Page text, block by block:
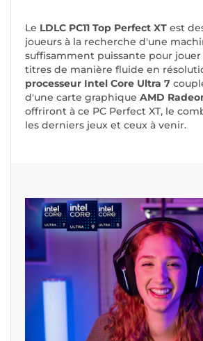
Le LDLC PC11 Top Perfect XT est
joueurs à la recherche d'une
suffisamment puissante pour
titres de manière fluide en
processeur Intel Core Ultra 7
d'une carte graphique AMD
offriront à ce PC Perfect XT, le
les derniers jeux et ceux à venir.